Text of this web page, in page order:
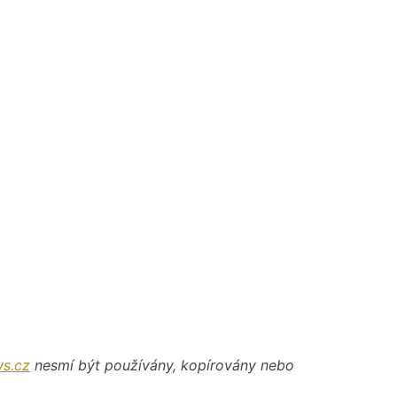
nesmí být používány, kopírovány nebo